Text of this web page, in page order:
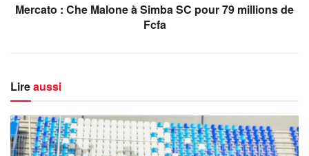
Mercato : Che Malone à Simba SC pour 79 millions de
Fcfa
Lireaussi